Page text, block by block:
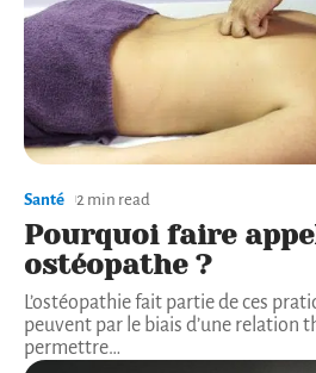
Santé 2 min read
Pourquoi faire
ostéopathe ?
L’ostéopathie fait partie de ces
peuvent par le biais d’une relation
permettre…